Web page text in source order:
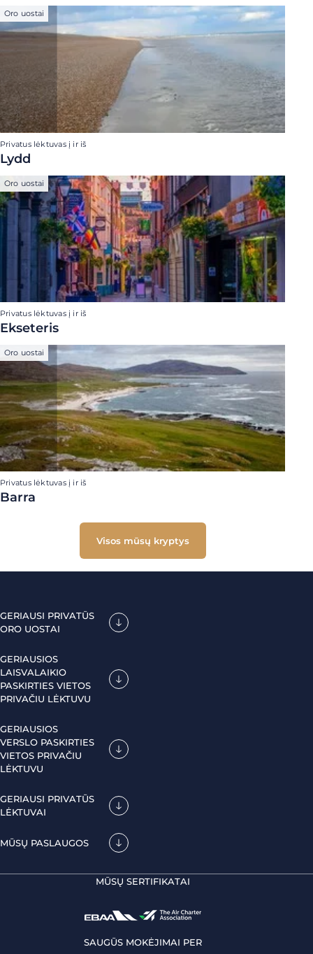
Oro uostai
Privatus lėktuvas į ir iš
Lydd
Oro uostai
Privatus lėktuvas į ir iš
Ekseteris
Oro uostai
Privatus lėktuvas į ir iš
Barra
Visos mūsų kryptys
GERIAUSI PRIVATŪS
ORO UOSTAI
GERIAUSIOS
LAISVALAIKIO
PASKIRTIES VIETOS
PRIVAČIU LĖKTUVU
GERIAUSIOS
VERSLO PASKIRTIES
VIETOS PRIVAČIU
LĖKTUVU
GERIAUSI PRIVATŪS
LĖKTUVAI
MŪSŲ PASLAUGOS
MŪSŲ SERTIFIKATAI
SAUGŪS MOKĖJIMAI PER